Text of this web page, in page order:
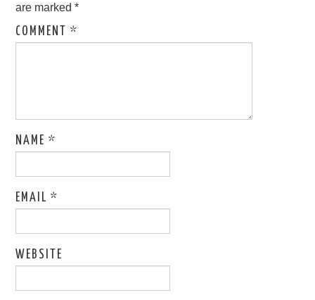
are marked*
COMMENT*
NAME*
EMAIL*
WEBSITE